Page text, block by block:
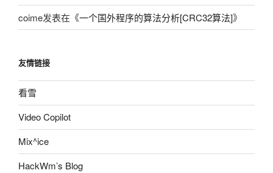
coime发表在《一个国外程序的算法分析[CRC32算法]》
友情链接
看雪
Video Copilot
Mix^ice
HackWm’s Blog